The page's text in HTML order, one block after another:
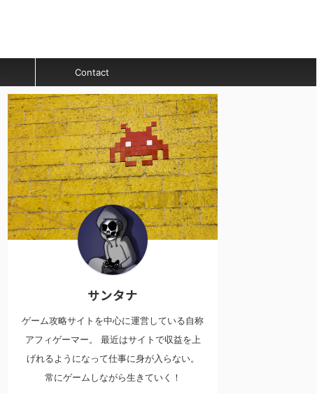
Contact
サンタナ
ゲーム攻略サイトを中心に運営している自称
アフィゲーマー。 最近はサイトで収益を上
げれるようになって仕事に身が入らない。
常にゲームしながら生きていく！